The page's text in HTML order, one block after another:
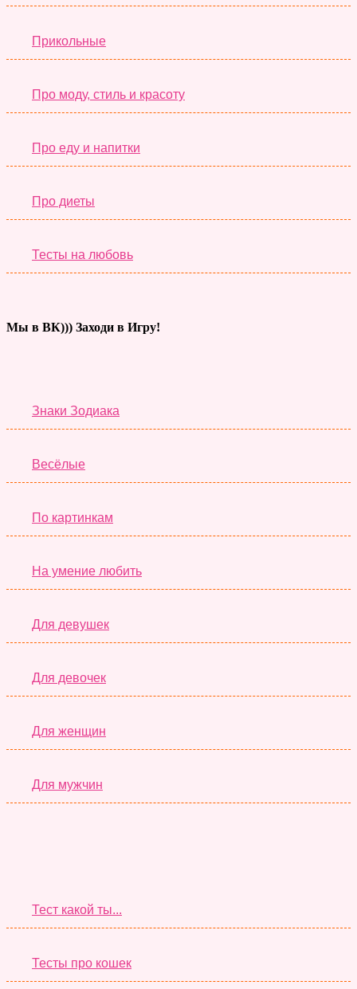
Прикольные
Про моду, стиль и красоту
Про еду и напитки
Про диеты
Тесты на любовь
Мы в ВК))) Заходи в Игру!
Знаки Зодиака
Весёлые
По картинкам
На умение любить
Для девушек
Для девочек
Для женщин
Для мужчин
Тест какой ты...
Тесты про кошек